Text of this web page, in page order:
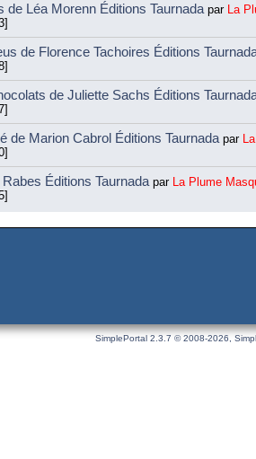
de Léa Morenn Éditions Taurnada par La
de Florence Tachoires Éditions
de Juliette Sachs Éditions
de Marion Cabrol Éditions Taurnada par
Éditions Taurnada par La Plume
SimplePortal 2.3.7 © 2008-2026,